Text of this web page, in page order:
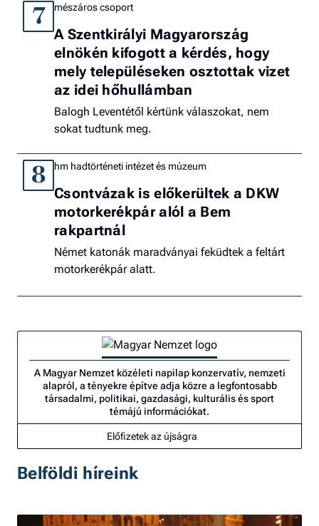
7 mészáros csoport
A Szentkirályi Magyarország
elnökén kifogott a kérdés, hogy
mely településeken osztottak vizet
az idei hőhullámban
Balogh Leventétől kértünk válaszokat, nem
sokat tudtunk meg.
8 hm hadtörténeti intézet és múzeum
Csontvázak is előkerültek a DKW
motorkerékpár alól a Bem
rakpartnál
Német katonák maradványai feküdtek a feltárt
motorkerékpár alatt.
A Magyar Nemzet közéleti napilap konzervatív, nemzeti
alapról, a tényekre építve adja közre a legfontosabb
társadalmi, politikai, gazdasági, kulturális és sport
témájú információkat.
Előfizetek az újságra
Belföldi híreink